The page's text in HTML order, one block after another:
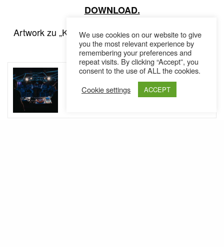
DOWNLOAD.
Artwork zu „Kill The Architect“, gestaltet vonAlex
Pardee:
SEE ALSO
AUSTRIA NEWS
Auf ein letztes Battle in der Forelle
UBC #5 // Battlerap
We use cookies on our website to give
you the most relevant experience by
remembering your preferences and
repeat visits. By clicking “Accept”, you
consent to the use of ALL the cookies.
Cookie settings
ACCEPT